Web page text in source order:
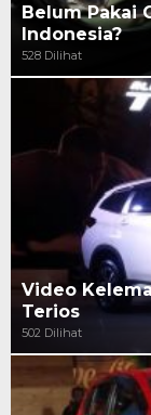
Belum Pakai
Indonesia?
528 Dilihat
Video
Terios
502 Dilihat